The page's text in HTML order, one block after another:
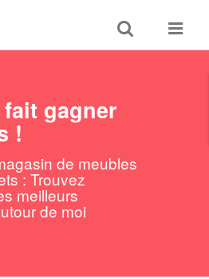
Toggle
search
Toggle
gagner
!
de meubles
: Trouvez
meilleurs
de moi